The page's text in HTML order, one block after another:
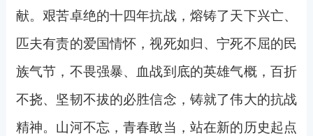
献。艰苦卓绝的十四年抗战，熔铸了天下兴亡、
匹夫有责的爱国情怀，视死如归、宁死不屈的民
族气节，不畏强暴、血战到底的英雄气概，百折
不挠、坚韧不拔的必胜信念，铸就了伟大的抗战
精神。山河不忘，青春敢当，站在新的历史起点